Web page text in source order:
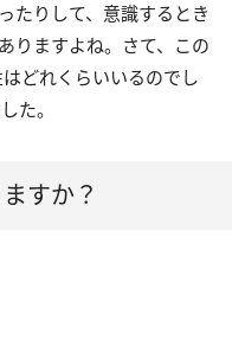
たりして、意識するとき
りますよね。さて、この
どれくらいいるのでし
た。
すか？